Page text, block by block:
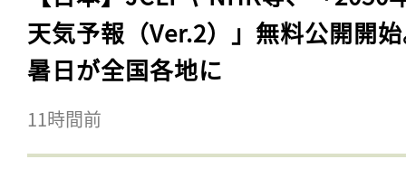
天気予報（Ver.2）」無料公開開
暑日が全国各地に
11時間前